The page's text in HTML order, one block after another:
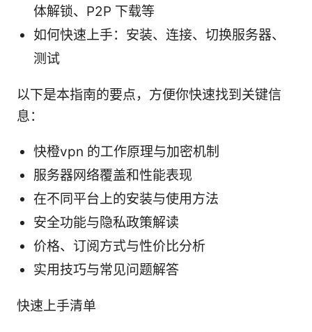
体解锁、P2P 下载等
如何快速上手：安装、连接、切换服务器、
测试
以下是本指南的要点，方便你快速找到关键信
息：
快橙vpn 的工作原理与加密机制
服务器网络覆盖和性能表现
在不同平台上的安装与使用方法
安全功能与隐私政策解读
价格、订阅方式与性价比分析
实用技巧与常见问题解答
快速上手清单